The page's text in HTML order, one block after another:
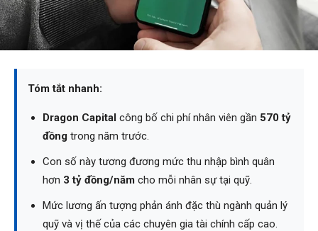
Tóm tắt nhanh:
Dragon Capital công bố chi phí nhân viên gần 570 tỷ
đồng trong năm trước.
Con số này tương đương mức thu nhập bình quân
hơn 3 tỷ đồng/năm cho mỗi nhân sự tại quỹ.
Mức lương ấn tượng phản ánh đặc thù ngành quản lý
quỹ và vị thế của các chuyên gia tài chính cấp cao.